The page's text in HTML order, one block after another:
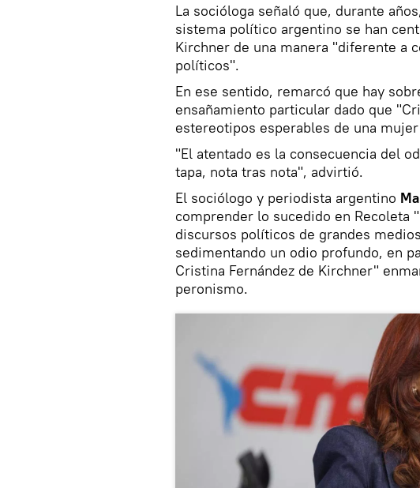
La socióloga señaló que, durante
sistema político argentino se han
Kirchner de una manera "diferente a
políticos".
En ese sentido, remarcó que hay
ensañamiento particular dado que
estereotipos esperables de una
"El atentado es la consecuencia del
tapa, nota tras nota", advirtió.
El sociólogo y periodista argentino
comprender lo sucedido en Recoleta
discursos políticos de grandes
sedimentando un odio profundo, en
Cristina Fernández de Kirchner"
peronismo.